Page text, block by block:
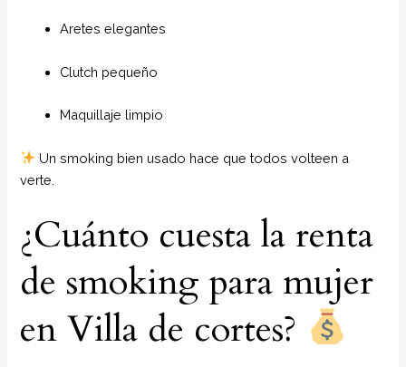
Aretes elegantes
Clutch pequeño
Maquillaje limpio
Un smoking bien usado hace que todos volteen a
verte.
¿Cuánto cuesta la renta
de smoking para mujer
en Villa de cortes?